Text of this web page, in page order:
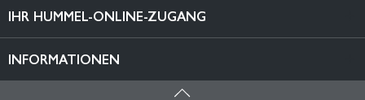
IHR HUMMEL-ONLINE-ZUGANG
INFORMATIONEN